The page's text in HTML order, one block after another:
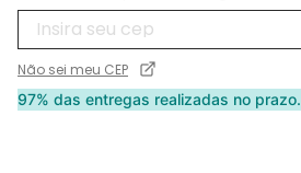
Não sei meu CEP
97% das entregas realizadas no prazo.